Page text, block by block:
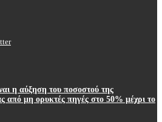
η αύξηση του ποσοστού της
από μη ορυκτές πηγές στο 50% μέχρι το